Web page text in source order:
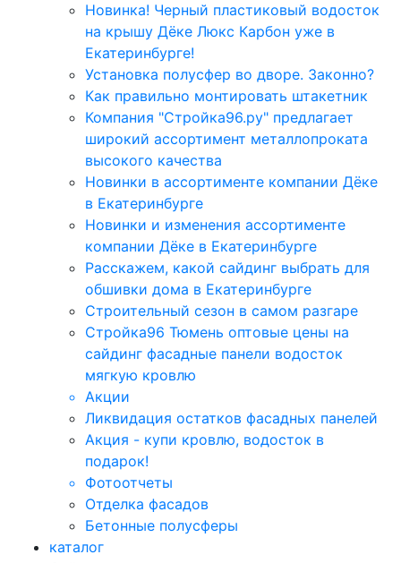
Новинка! Черный пластиковый водосток
на крышу Дёке Люкс Карбон уже в
Екатеринбурге!
Установка полусфер во дворе. Законно?
Как правильно монтировать штакетник
Компания "Стройка96.ру" предлагает
широкий ассортимент металлопроката
высокого качества
Новинки в ассортименте компании Дёке
в Екатеринбурге
Новинки и изменения ассортименте
компании Дёке в Екатеринбурге
Расскажем, какой сайдинг выбрать для
обшивки дома в Екатеринбурге
Строительный сезон в самом разгаре
Стройка96 Тюмень оптовые цены на
сайдинг фасадные панели водосток
мягкую кровлю
Акции
Ликвидация остатков фасадных панелей
Акция - купи кровлю, водосток в
подарок!
Фотоотчеты
Отделка фасадов
Бетонные полусферы
каталог